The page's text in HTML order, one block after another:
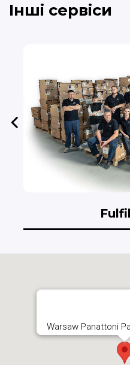
Інші сервіси
Warsaw Panattoni